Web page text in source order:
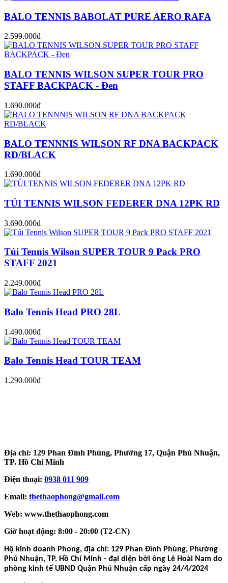
BALO TENNIS BABOLAT PURE AERO RAFA
2.599.000đ
BALO TENNIS WILSON SUPER TOUR PRO
STAFF BACKPACK - Đen
1.690.000đ
BALO TENNNIS WILSON RF DNA BACKPACK
RD/BLACK
1.690.000đ
TÚI TENNIS WILSON FEDERER DNA 12PK RD
3.690.000đ
Túi Tennis Wilson SUPER TOUR 9 Pack PRO
STAFF 2021
2.249.000đ
Balo Tennis Head PRO 28L
1.490.000đ
Balo Tennis Head TOUR TEAM
1.290.000đ
Địa chỉ: 129 Phan Đình Phùng, Phường 17, Quận Phú Nhuận,
TP. Hồ Chí Minh
Điện thoại: 0938 011 909
Email: thethaophong@gmail.com
Web: www.thethaophong.com
Giờ hoạt động: 8:00 - 20:00 (T2-CN)
Hộ kinh doanh Phong, địa chỉ: 129 Phan Đình Phùng, Phường
Phú Nhuận, TP. Hồ Chí Minh - đại diện bởi ông Lê Hoài Nam do
phòng kinh tế UBND Quận Phú Nhuận cấp ngày 24/4/2024